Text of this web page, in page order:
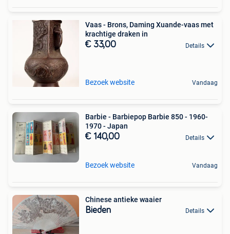
Vaas - Brons, Daming Xuande-vaas met
krachtige draken in
€ 33,00 Details
Bezoek website Vandaag
Barbie - Barbiepop Barbie 850 - 1960-
1970 - Japan
€ 140,00 Details
Bezoek website Vandaag
Chinese antieke waaier
Bieden Details